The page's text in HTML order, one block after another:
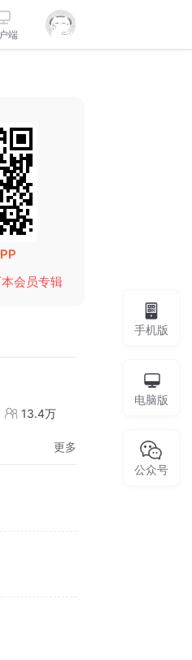
端
会员专辑
13.4万
更多
手机版
电脑版
公众号